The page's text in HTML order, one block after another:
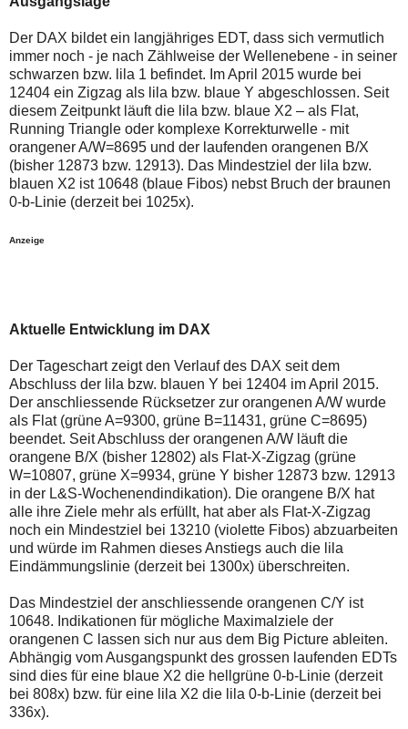
auch
gegen
die
Netiquette
oder
ein
Missbrauch
der
Kommentarfunktion
sein.
Bitte
überprüfen
Sie
Ihre
oder
es
späteren
Zeitpunkt
noch
einmal.
Sollte
das
Problem
weiterbestehen
bitte
ich
um
Kontaktaufnahme
per
Mail
robbys-
Bis
zur
Lösung
des
Problems
sind
die
Post
auch
Alternativ
die
Post
auch
auf
der
Plattform
wallstreet-
online.de
verfügbar.
Der DAX bildet ein langjähriges EDT, dass sich vermutlich
immer noch - je nach Zählweise der Wellenebene - in seiner
schwarzen bzw. lila 1 befindet. Im April 2015 wurde bei
12404 ein Zigzag als lila bzw. blaue Y abgeschlossen. Seit
diesem Zeitpunkt läuft die lila bzw. blaue X2 – als Flat,
Running Triangle oder komplexe Korrekturwelle - mit
orangener A/W=8695 und der laufenden orangenen B/X
(bisher 12873 bzw. 12913). Das Mindestziel der lila bzw.
blauen X2 ist 10648 (blaue Fibos) nebst Bruch der braunen
0-b-Linie (derzeit bei 1025x).
Anzeige
Aktuelle Entwicklung im DAX
Der Tageschart zeigt den Verlauf des DAX seit dem
Abschluss der lila bzw. blauen Y bei 12404 im April 2015.
Der anschliessende Rücksetzer zur orangenen A/W wurde
als Flat (grüne A=9300, grüne B=11431, grüne C=8695)
beendet. Seit Abschluss der orangenen A/W läuft die
orangene B/X (bisher 12802) als Flat-X-Zigzag (grüne
W=10807, grüne X=9934, grüne Y bisher 12873 bzw. 12913
in der L&S-Wochenendindikation). Die orangene B/X hat
alle ihre Ziele mehr als erfüllt, hat aber als Flat-X-Zigzag
noch ein Mindestziel bei 13210 (violette Fibos) abzuarbeiten
und würde im Rahmen dieses Anstiegs auch die lila
Eindämmungslinie (derzeit bei 1300x) überschreiten.
Das Mindestziel der anschliessende orangenen C/Y ist
10648. Indikationen für mögliche Maximalziele der
orangenen C lassen sich nur aus dem Big Picture ableiten.
Abhängig vom Ausgangspunkt des grossen laufenden EDTs
sind dies für eine blaue X2 die hellgrüne 0-b-Linie (derzeit
bei 808x) bzw. für eine lila X2 die lila 0-b-Linie (derzeit bei
336x).